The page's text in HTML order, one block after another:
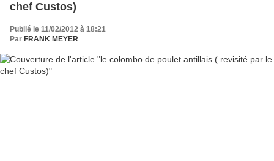
chef Custos)
Publié le 11/02/2012 à 18:21
Par FRANK MEYER